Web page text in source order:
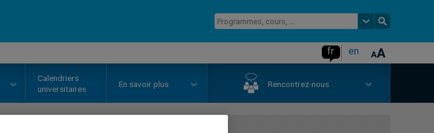
fr en
Calendriers
universitaires
En savoir plus Rencontrez-nous